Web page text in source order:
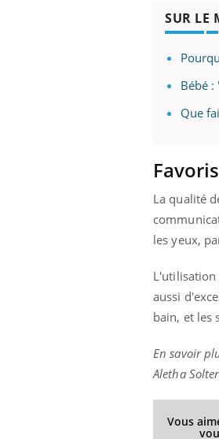
SUR LE
Bébé
Que
La qualité
les yeux,
L'utilisation
aussi
bain, et les
En savoir
Aletha
Vous